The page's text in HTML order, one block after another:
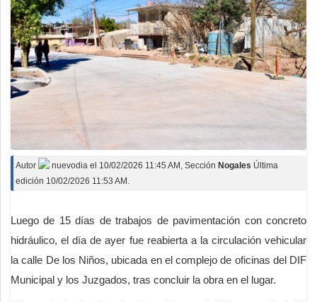
Autor nuevodia el 10/02/2026 11:45 AM , Sección Nogales Última
edición 10/02/2026 11:53 AM.
Luego de 15 días de trabajos de pavimentación con concreto
hidráulico, el día de ayer fue reabierta a la circulación vehicular
la calle De los Niños, ubicada en el complejo de oficinas del DIF
Municipal y los Juzgados, tras concluir la obra en el lugar.